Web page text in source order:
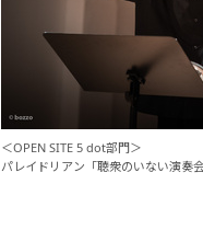
＜OPEN SITE 5 dot部門＞
パレイドリアン「聴衆のいない演奏